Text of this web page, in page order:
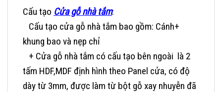
Cấu tạo Cửa gỗ nhà tắm:
Cấu tạo cửa gỗ nhà tắm bao gồm: Cánh+
khung bao và nẹp chỉ
+ Cửa gỗ nhà tắm có cấu tạo bên ngoài là 2
tấm HDF,MDF định hình theo Panel cửa, có độ
dày từ 3mm, được làm từ bột gỗ xay nhuyễn đã